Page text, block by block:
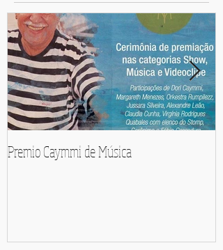
Premio Caymmi de Música